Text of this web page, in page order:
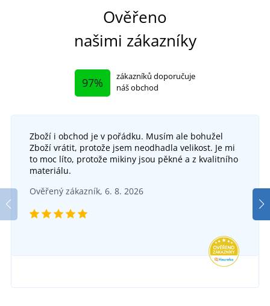
+9
Osuška Terry Bath Towel
DO 3-4 DNŮ
Ručník Economy 50x100
89 Kč
Ověřeno
našimi zákazníky
97%
zákazníků doporučuje
náš obchod
Zboží i obchod je v pořádku. Musím ale bohužel
Zboží vrátit, protože jsem neodhadla velikost. Je mi
to moc líto, protože mikiny jsou pěkné a z kvalitního
materiálu.
Ověřený zákazník, 6. 8. 2026